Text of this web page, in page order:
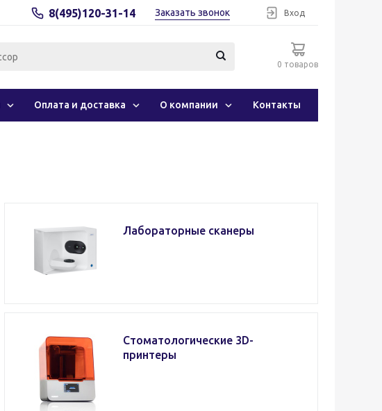
8(495)120-31-14 Заказать звонок Вход
0 товаров
Оплата и доставка О компании Контакты
Лабораторные сканеры
Стоматологические 3D-
принтеры